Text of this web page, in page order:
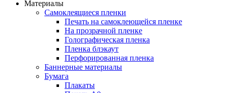
Материалы
Самоклеящиеся пленки
Печать на самоклеющейся пленке
На прозрачной пленке
Голографическая пленка
Пленка блэкаут
Перфорированная пленка
Баннерные материалы
Бумага
Плакаты